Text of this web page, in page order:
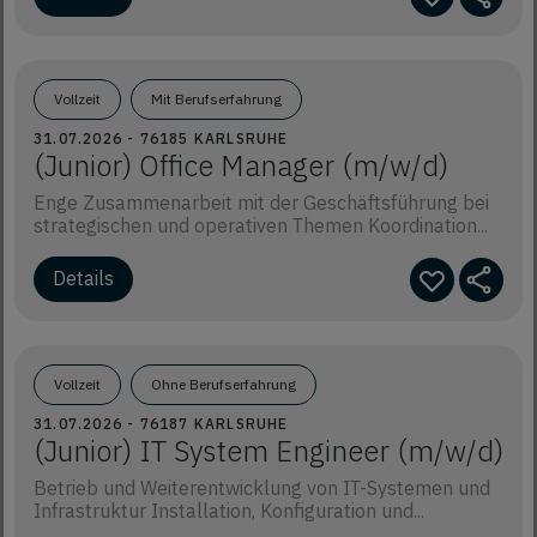
Vollzeit Mit Berufserfahrung
31.07.2026 - 76185 KARLSRUHE
(Junior) Office Manager (m/w/d)
Enge Zusammenarbeit mit der Geschäftsführung bei
strategischen und operativen Themen Koordination...
Details
Vollzeit Ohne Berufserfahrung
31.07.2026 - 76187 KARLSRUHE
(Junior) IT System Engineer (m/w/d)
Betrieb und Weiterentwicklung von IT-Systemen und
Infrastruktur Installation, Konfiguration und...